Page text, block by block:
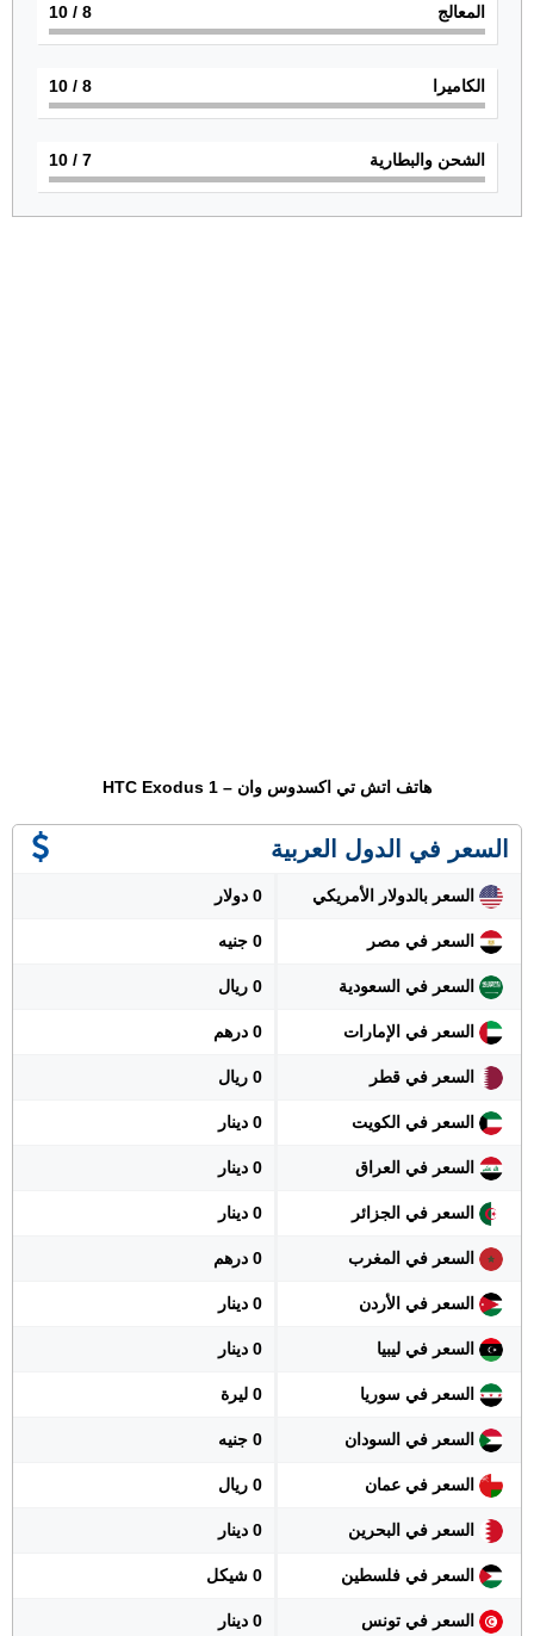
المعالج 8
/ 10
الكاميرا 8
/ 10
الشحن والبطارية 7
/ 10
هاتف اتش تي اكسدوس وان – HTC Exodus 1
السعر في الدول العربية
السعر بالدولار الأمريكي 0 دولار
السعر في مصر 0 جنيه
السعر في السعودية 0 ريال
السعر في الإمارات 0 درهم
السعر في قطر 0 ريال
السعر في الكويت 0 دينار
السعر في العراق 0 دينار
السعر في الجزائر 0 دينار
السعر في المغرب 0 درهم
السعر في الأردن 0 دينار
السعر في ليبيا 0 دينار
السعر في سوريا 0 ليرة
السعر في السودان 0 جنيه
السعر في عمان 0 ريال
السعر في البحرين 0 دينار
السعر في فلسطين 0 شيكل
السعر في تونس 0 دينار